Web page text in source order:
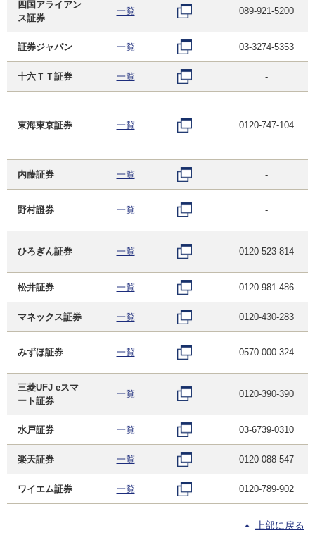
四国アライアン
ス証券
一覧 089-921-5200
証券ジャパン 一覧 03-3274-5353
十六ＴＴ証券 一覧 -
東海東京証券 一覧 0120-747-104
内藤証券 一覧 -
野村證券 一覧 -
ひろぎん証券 一覧 0120-523-814
松井証券 一覧 0120-981-486
マネックス証券 一覧 0120-430-283
みずほ証券 一覧 0570-000-324
三菱UFJ eスマ
ート証券
一覧 0120-390-390
水戸証券 一覧 03-6739-0310
楽天証券 一覧 0120-088-547
ワイエム証券 一覧 0120-789-902
上部に戻る